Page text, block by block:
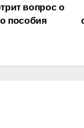
вопрос о
пособия